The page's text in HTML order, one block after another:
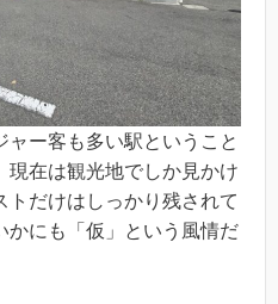
ャー客も多い駅ということ
現在は観光地でしか見かけ
トだけはしっかり残されて
かにも「仮」という風情だ